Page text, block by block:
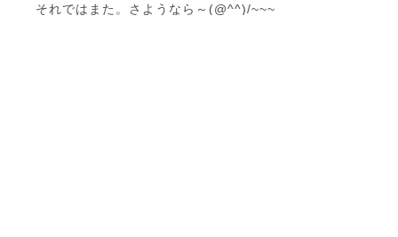
それではまた。さようなら～(@^^)/~~~